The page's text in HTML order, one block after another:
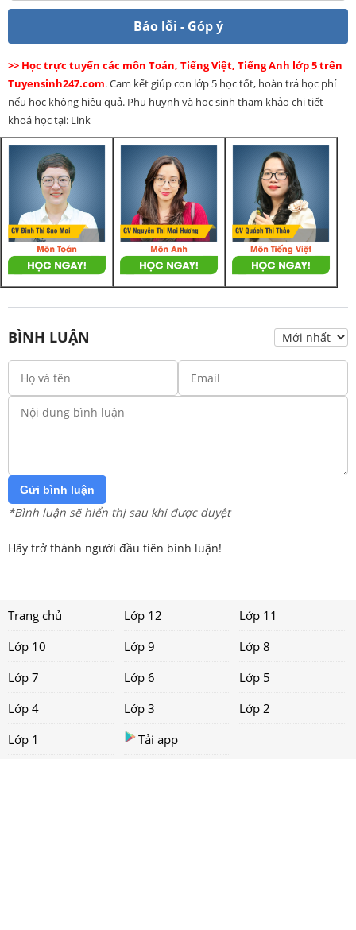
Báo lỗi - Góp ý
>> Học trực tuyến các môn Toán, Tiếng Việt, Tiếng Anh lớp 5 trên
Tuyensinh247.com. Cam kết giúp con lớp 5 học tốt, hoàn trả học phí
nếu học không hiệu quả. Phụ huynh và học sinh tham khảo chi tiết
khoá học tại: Link
BÌNH LUẬN
Gửi bình luận
*Bình luận sẽ hiển thị sau khi được duyệt
Hãy trở thành người đầu tiên bình luận!
Trang chủ Lớp 12
Lớp 11
Lớp 10
Lớp 9
Lớp 8
Lớp 7
Lớp 6
Lớp 5
Lớp 4
Lớp 3
Lớp 2
Lớp 1
Tải app